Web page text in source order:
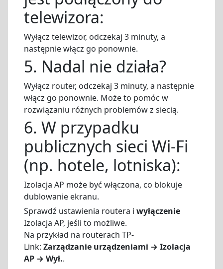
telewizora:
Wyłącz telewizor, odczekaj 3 minuty, a
następnie włącz go ponownie.
5. Nadal nie działa?
Wyłącz router, odczekaj 3 minuty, a następnie
włącz go ponownie. Może to pomóc w
rozwiązaniu różnych problemów z siecią.
6. W przypadku
publicznych sieci Wi-Fi
(np. hotele, lotniska):
Izolacja AP może być włączona, co blokuje
dublowanie ekranu.
Sprawdź ustawienia routera i wyłączenie
Izolacja AP, jeśli to możliwe.
Na przykład na routerach TP-
Link: Zarządzanie urządzeniami → Izolacja
AP → Wył..